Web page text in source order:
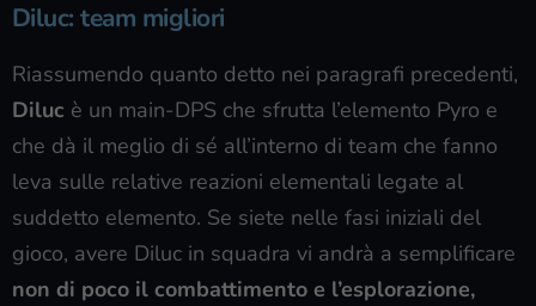
Diluc: team migliori
Riassumendo quanto detto nei paragrafi precedenti,
Diluc è un main-DPS che sfrutta l’elemento Pyro e
che dà il meglio di sé all’interno di team che fanno
leva sulle relative reazioni elementali legate al
suddetto elemento. Se siete nelle fasi iniziali del
gioco, avere Diluc in squadra vi andrà a semplificare
non di poco il combattimento e l’esplorazione,